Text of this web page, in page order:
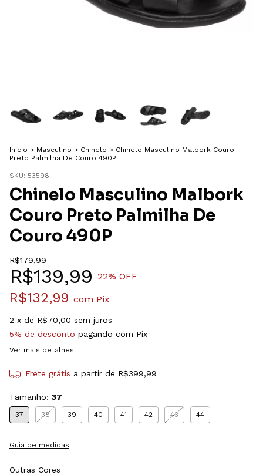
Início > Masculino > Chinelo > Chinelo Masculino Malbork Couro
Preto Palmilha De Couro 490P
SKU: 53598
Chinelo Masculino Malbork
Couro Preto Palmilha De
Couro 490P
R$179,99
R$139,99 22% OFF
R$132,99 com Pix
2 x de R$70,00 sem juros
5% de desconto pagando com Pix
Ver mais detalhes
Frete grátis a partir de R$399,99
Tamanho: 37
37 38 39 40 41 42 43 44
Guia de medidas
Outras Cores